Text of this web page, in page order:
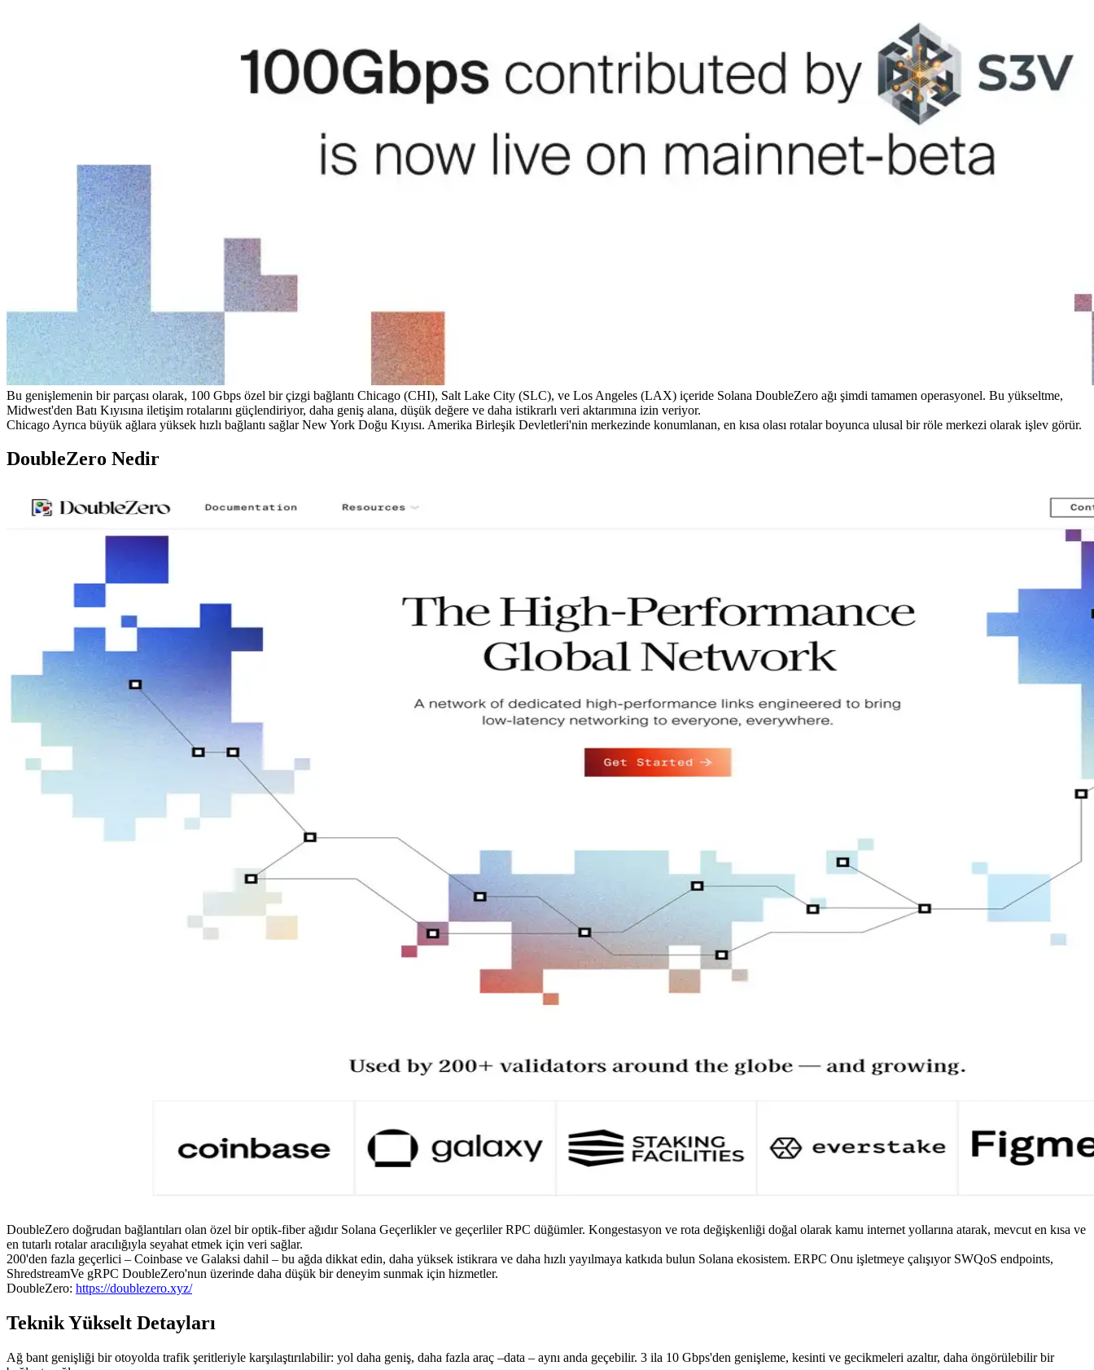
Bu genişlemenin bir parçası olarak, 100 Gbps özel bir çizgi bağlantı Chicago (CHI), Salt Lake City (SLC), ve Los Angeles (LAX) içeride Solana DoubleZero ağı şimdi tamamen operasyonel. Bu yükseltme,
Midwest'den Batı Kıyısına iletişim rotalarını güçlendiriyor, daha geniş alana, düşük değere ve daha istikrarlı veri aktarımına izin veriyor.
Chicago Ayrıca büyük ağlara yüksek hızlı bağlantı sağlar New York Doğu Kıyısı. Amerika Birleşik Devletleri'nin merkezinde konumlanan, en kısa olası rotalar boyunca ulusal bir röle merkezi olarak işlev görür.
DoubleZero Nedir
DoubleZero doğrudan bağlantıları olan özel bir optik-fiber ağıdır Solana Geçerlikler ve geçerliler RPC düğümler. Kongestasyon ve rota değişkenliği doğal olarak kamu internet yollarına atarak, mevcut en kısa ve
en tutarlı rotalar aracılığıyla seyahat etmek için veri sağlar.
200'den fazla geçerlici – Coinbase ve Galaksi dahil – bu ağda dikkat edin, daha yüksek istikrara ve daha hızlı yayılmaya katkıda bulun Solana ekosistem. ERPC Onu işletmeye çalışıyor SWQoS endpoints,
ShredstreamVe gRPC DoubleZero'nun üzerinde daha düşük bir deneyim sunmak için hizmetler.
DoubleZero: https://doublezero.xyz/
Teknik Yükselt Detayları
Ağ bant genişliği bir otoyolda trafik şeritleriyle karşılaştırılabilir: yol daha geniş, daha fazla araç –data – aynı anda geçebilir. 3 ila 10 Gbps'den genişleme, kesinti ve gecikmeleri azaltır, daha öngörülebilir bir